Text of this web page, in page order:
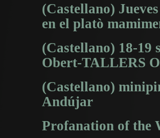
(Castellano)
en el platò
(Castellano) 18-19
Obert-TALLERS
(Castellano)
Andújar
Profanation of the